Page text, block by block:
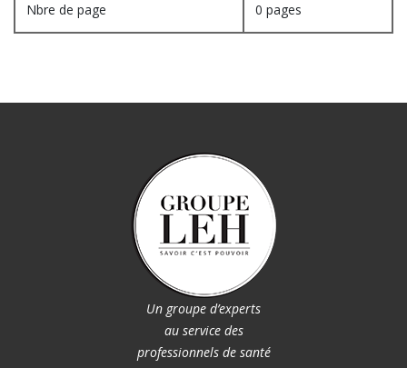
Nbre de page 0 pages
Un groupe d’experts
au service des
professionnels de santé